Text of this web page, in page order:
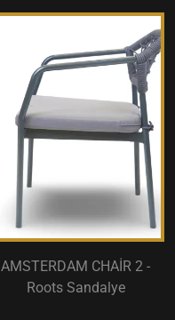
AMSTERDAM CHAİR 2 -
Roots Sandalye